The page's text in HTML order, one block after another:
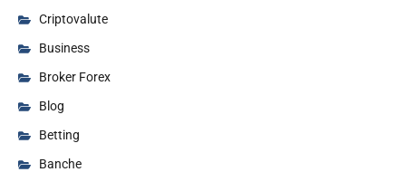
Criptovalute
Business
Broker Forex
Blog
Betting
Banche